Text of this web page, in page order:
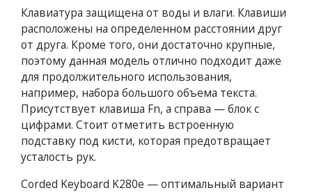
Клавиатура защищена от воды и влаги. Клавиши
расположены на определенном расстоянии друг
от друга. Кроме того, они достаточно крупные,
поэтому данная модель отлично подходит даже
для продолжительного использования,
например, набора большого объема текста.
Присутствует клавиша Fn, а справа — блок с
цифрами. Стоит отметить встроенную
подставку под кисти, которая предотвращает
усталость рук.
Corded Keyboard K280e — оптимальный вариант